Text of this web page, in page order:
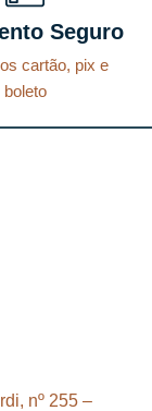
Seguro
cartão, pix e
boleto
nº 255 –